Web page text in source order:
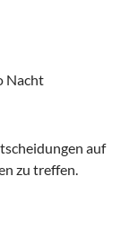
Nacht
auf
zu treffen.